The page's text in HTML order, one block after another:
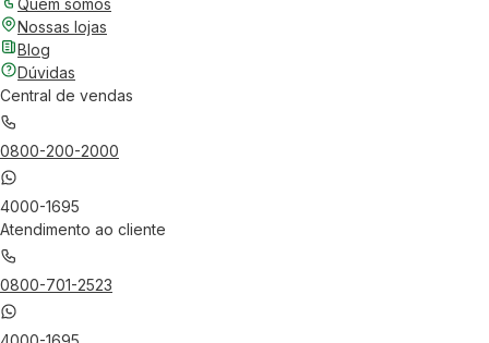
Quem somos
Nossas lojas
Blog
Dúvidas
Central de vendas
0800-200-2000
4000-1695
Atendimento ao cliente
0800-701-2523